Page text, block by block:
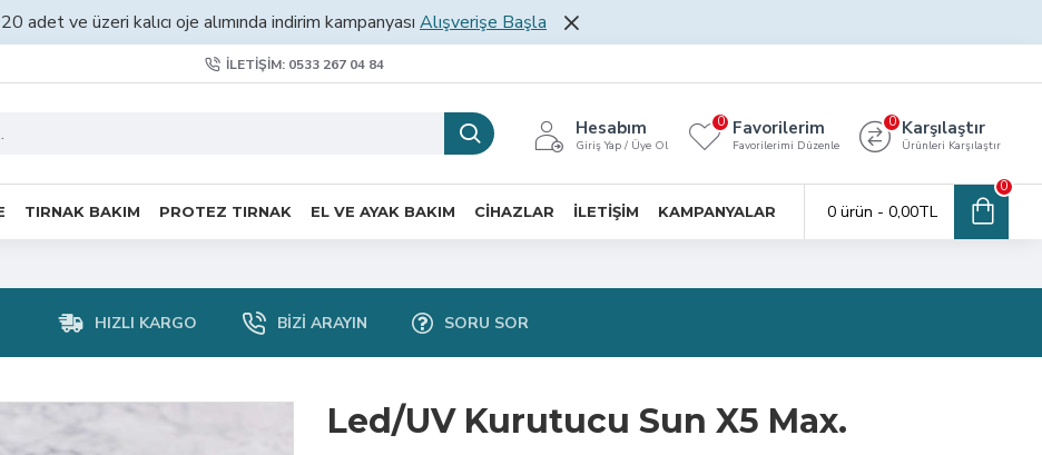
20 adet ve üzeri kalıcı oje alımında indirim kampanyası Alışverişe Başla
İLETIŞIM: 0533 267 04 84
Hesabım
Giriş Yap / Üye Ol
Favorilerim
Favorilerimi Düzenle
0 Karşılaştır
Ürünleri Karşılaştır
0
TIRNAK BAKIM PROTEZ TIRNAK EL VE AYAK BAKIM CİHAZLAR İLETİŞİM KAMPANYALAR 0 ürün - 0,00TL
0
HIZLI KARGO BIZI ARAYIN SORU SOR
Led/UV Kurutucu Sun X5 Max.